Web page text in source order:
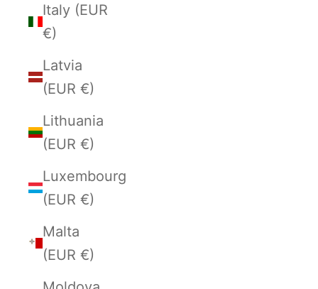
Italy (EUR
€)
Latvia
(EUR €)
Lithuania
(EUR €)
Luxembourg
(EUR €)
Malta
(EUR €)